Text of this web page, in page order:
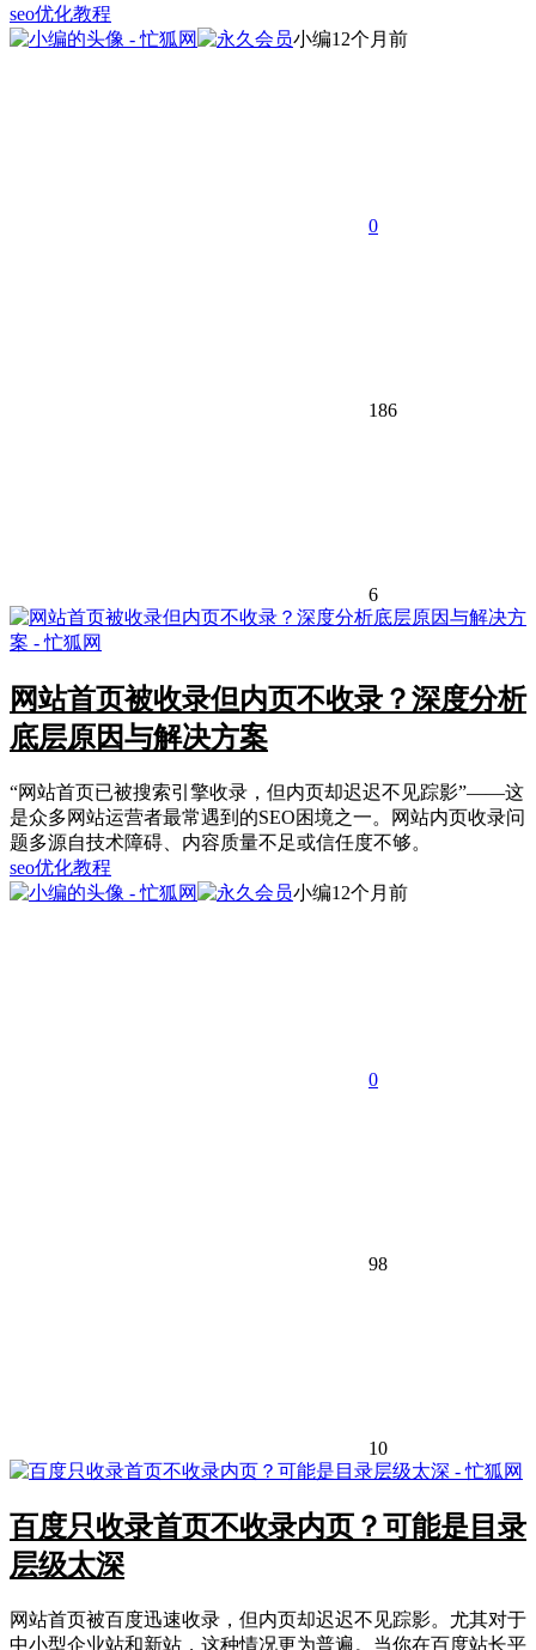
seo优化教程
小编12个月前
0
186
6
网站首页被收录但内页不收录？深度分析
底层原因与解决方案
“网站首页已被搜索引擎收录，但内页却迟迟不见踪影”——这
是众多网站运营者最常遇到的SEO困境之一。网站内页收录问
题多源自技术障碍、内容质量不足或信任度不够。
seo优化教程
小编12个月前
0
98
10
百度只收录首页不收录内页？可能是目录
层级太深
网站首页被百度迅速收录，但内页却迟迟不见踪影。尤其对于
中小型企业站和新站，这种情况更为普遍。当你在百度站长平